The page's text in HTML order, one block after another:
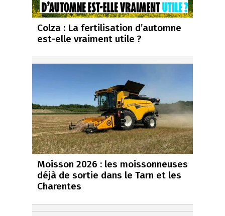
Colza : La fertilisation d’automne
est-elle vraiment utile ?
Moisson 2026 : les moissonneuses
déjà de sortie dans le Tarn et les
Charentes